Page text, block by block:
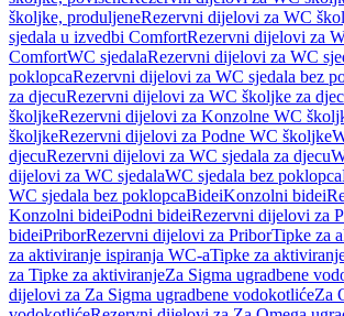
školjke, produljeneRezervni dijelovi za WC
sjedala u izvedbi ComfortRezervni dijelovi za
ComfortWC sjedalaRezervni dijelovi za WC
poklopcaRezervni dijelovi za WC sjedala bez
za djecuRezervni dijelovi za WC školjke za
školjkeRezervni dijelovi za Konzolne WC
školjkeRezervni dijelovi za Podne WC školjke
djecuRezervni dijelovi za WC sjedala za djecu
dijelovi za WC sjedalaWC sjedala bez poklopca
WC sjedala bez poklopcaBideiKonzolni bidei
Konzolni bideiPodni bideiRezervni dijelovi za
bideiPriborRezervni dijelovi za PriborTipke za
za aktiviranje ispiranja WC-aTipke za
za Tipke za aktiviranjeZa Sigma ugradbene
dijelovi za Za Sigma ugradbene vodokotlićeZa